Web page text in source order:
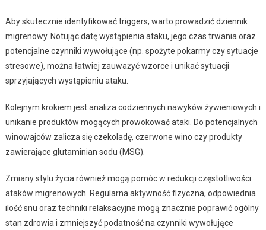
Aby skutecznie identyfikować triggers, warto prowadzić dziennik
migrenowy. Notując datę wystąpienia ataku, jego czas trwania oraz
potencjalne czynniki wywołujące (np. spożyte pokarmy czy sytuacje
stresowe), można łatwiej zauważyć wzorce i unikać sytuacji
sprzyjających wystąpieniu ataku.
Kolejnym krokiem jest analiza codziennych nawyków żywieniowych i
unikanie produktów mogących prowokować ataki. Do potencjalnych
winowajców zalicza się czekoladę, czerwone wino czy produkty
zawierające glutaminian sodu (MSG).
Zmiany stylu życia również mogą pomóc w redukcji częstotliwości
ataków migrenowych. Regularna aktywność fizyczna, odpowiednia
ilość snu oraz techniki relaksacyjne mogą znacznie poprawić ogólny
stan zdrowia i zmniejszyć podatność na czynniki wywołujące